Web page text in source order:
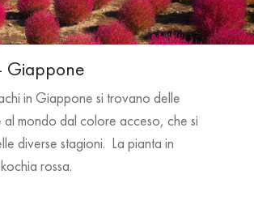
Giappone
in Giappone si trovano delle
al mondo dal colore acceso, che si
diverse stagioni. La pianta in
rossa.